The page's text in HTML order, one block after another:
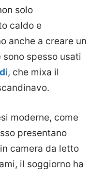
solo
caldo e
anche a creare un
spesso usati
, che mixa il
moderne, come
presentano
camera da letto
il soggiorno ha